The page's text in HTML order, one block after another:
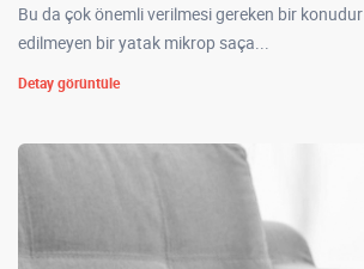
Bu da çok önemli verilmesi gereken bir
edilmeyen bir yatak mikrop saça...
Detay görüntüle